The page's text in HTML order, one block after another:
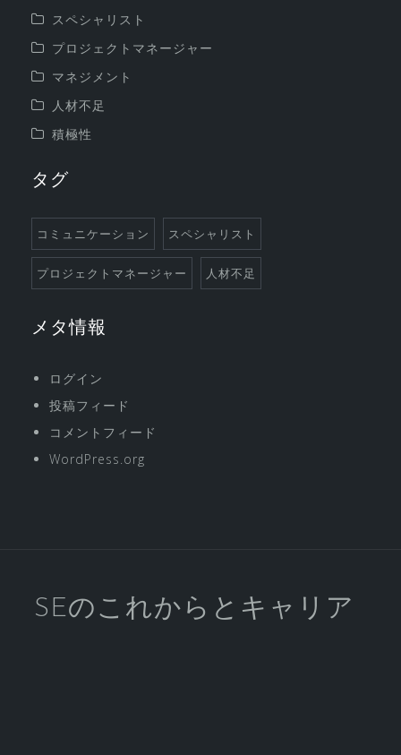
スペシャリスト
プロジェクトマネージャー
マネジメント
人材不足
積極性
タグ
コミュニケーション スペシャリスト
プロジェクトマネージャー 人材不足
メタ情報
ログイン
投稿フィード
コメントフィード
WordPress.org
SEのこれからとキャリア